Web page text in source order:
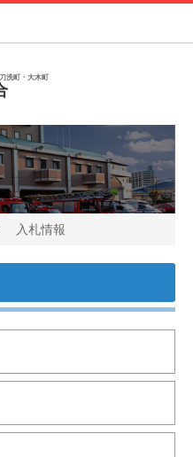
洗町・大木町
入札情報